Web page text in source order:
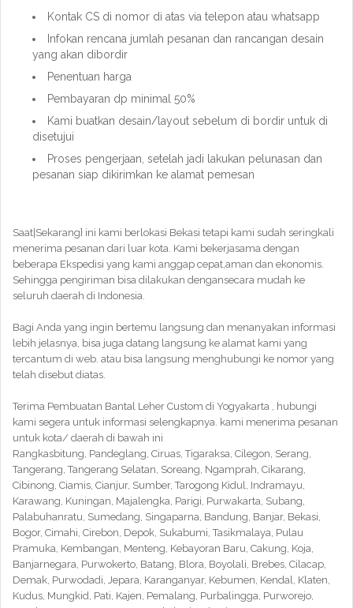
Kontak CS di nomor di atas via telepon atau whatsapp
Infokan rencana jumlah pesanan dan rancangan desain
yang akan dibordir
Penentuan harga
Pembayaran dp minimal 50%
Kami buatkan desain/layout sebelum di bordir untuk di
disetujui
Proses pengerjaan, setelah jadi lakukan pelunasan dan
pesanan siap dikirimkan ke alamat pemesan
Saat|Sekarang} ini kami berlokasi Bekasi tetapi kami sudah seringkali
menerima pesanan dari luar kota. Kami bekerjasama dengan
beberapa Ekspedisi yang kami anggap cepat,aman dan ekonomis.
Sehingga pengiriman bisa dilakukan dengansecara mudah ke
seluruh daerah di Indonesia.
Bagi Anda yang ingin bertemu langsung dan menanyakan informasi
lebih jelasnya, bisa juga datang langsung ke alamat kami yang
tercantum di web. atau bisa langsung menghubungi ke nomor yang
telah disebut diatas.
Terima Pembuatan Bantal Leher Custom di Yogyakarta , hubungi
kami segera untuk informasi selengkapnya. kami menerima pesanan
untuk kota/ daerah di bawah ini
Rangkasbitung, Pandeglang, Ciruas, Tigaraksa, Cilegon, Serang,
Tangerang, Tangerang Selatan, Soreang, Ngamprah, Cikarang,
Cibinong, Ciamis, Cianjur, Sumber, Tarogong Kidul, Indramayu,
Karawang, Kuningan, Majalengka, Parigi, Purwakarta, Subang,
Palabuhanratu, Sumedang, Singaparna, Bandung, Banjar, Bekasi,
Bogor, Cimahi, Cirebon, Depok, Sukabumi, Tasikmalaya, Pulau
Pramuka, Kembangan, Menteng, Kebayoran Baru, Cakung, Koja,
Banjarnegara, Purwokerto, Batang, Blora, Boyolali, Brebes, Cilacap,
Demak, Purwodadi, Jepara, Karanganyar, Kebumen, Kendal, Klaten,
Kudus, Mungkid, Pati, Kajen, Pemalang, Purbalingga, Purworejo,